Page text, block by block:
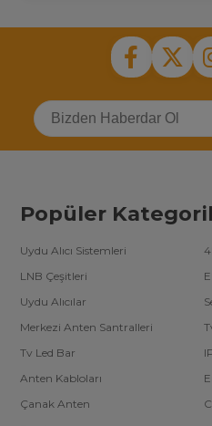
Popüler
Uydu Alıcı Sistemleri
LNB Çeşitleri
Uydu Alıcılar
Merkezi Anten Santralleri
Tv Led Bar
Anten Kabloları
Çanak Anten